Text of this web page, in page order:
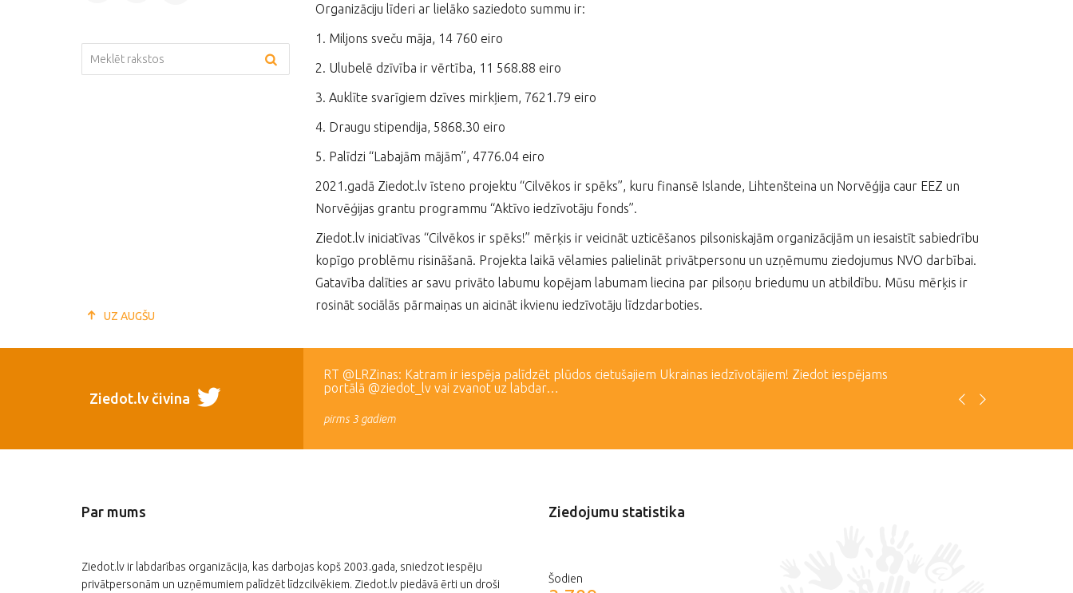
Organizāciju līderi ar lielāko saziedoto summu ir:
1. Miljons sveču māja, 14 760 eiro
2. Ulubelē dzīvība ir vērtība, 11 568.88 eiro
3. Auklīte svarīgiem dzīves mirkļiem, 7621.79 eiro
4. Draugu stipendija, 5868.30 eiro
5. Palīdzi “Labajām mājām”, 4776.04 eiro
2021.gadā Ziedot.lv īsteno projektu “Cilvēkos ir spēks”, kuru finansē Islande, Lihtenšteina un Norvēģija caur EEZ un
Norvēģijas grantu programmu “Aktīvo iedzīvotāju fonds”.
Ziedot.lv iniciatīvas “Cilvēkos ir spēks!” mērķis ir veicināt uzticēšanos pilsoniskajām organizācijām un iesaistīt sabiedrību
kopīgo problēmu risināšanā. Projekta laikā vēlamies palielināt privātpersonu un uzņēmumu ziedojumus NVO darbībai.
Gatavība dalīties ar savu privāto labumu kopējam labumam liecina par pilsoņu briedumu un atbildību. Mūsu mērķis ir
rosināt sociālās pārmaiņas un aicināt ikvienu iedzīvotāju līdzdarboties.
UZ AUGŠU
Ziedot.lv čivina
RT @LRZinas: Katram ir iespēja palīdzēt plūdos cietušajiem Ukrainas iedzīvotājiem! Ziedot iespējams
portālā @ziedot_lv vai zvanot uz labdar…
pirms 3 gadiem
Par mums
Ziedot.lv ir labdarības organizācija, kas darbojas kopš 2003.gada, sniedzot iespēju
privātpersonām un uzņēmumiem palīdzēt līdzcilvēkiem. Ziedot.lv piedāvā ērti un droši
Ziedojumu statistika
Šodien